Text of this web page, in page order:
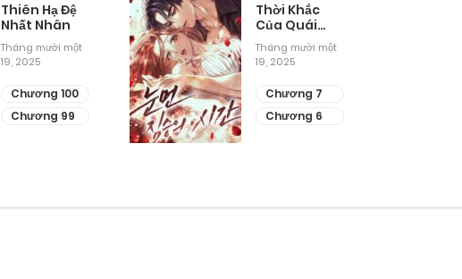
Thiên Hạ Đệ
Nhất Nhân
Tháng mười một
19, 2025
Chương 100
Chương 99
Thời Khắc
Của Quái
Thú Mù
Tháng mười một
19, 2025
Chương 7
Chương 6